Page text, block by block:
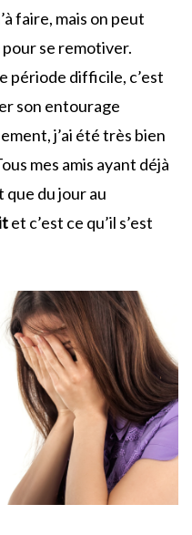
faire, mais on peut
pour se remotiver.
période difficile, c’est
son entourage
j’ai été très bien
mes amis ayant déjà
du jour au
et c’est ce qu’il s’est